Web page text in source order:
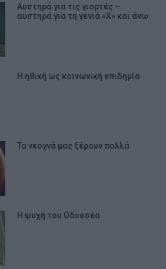
Αυστηρά για τις γιορτές –
αυστηρά για τη γενιά «Χ» και άνω
Η ηθική ως κοινωνική επιδημία
Τα νεογνά μας ξέρουν πολλά
Η ψυχή του Οδυσσέα